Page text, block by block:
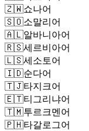
🇿🇼쇼나어
🇸🇴소말리어
🇦🇱알바니아어
🇷🇸세르비아어
🇱🇸세소토어
🇮🇩순다어
🇹🇯타지크어
🇪🇹티그리냐어
🇹🇲투르크멘어
🇵🇭타갈로그어